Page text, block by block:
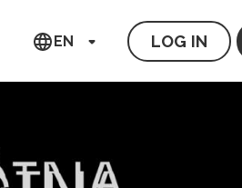
EN LOG IN